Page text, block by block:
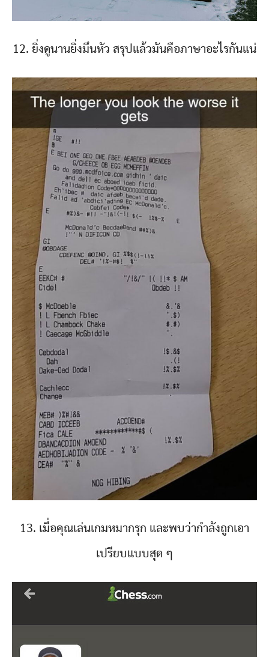
12. ยิ่งดูนานยิ่งมึนหัว สรุปแล้วมันคือภาษาอะไรกันแน่
13. เมื่อคุณเล่นเกมหมากรุก และพบว่ากำลังถูกเอา
เปรียบแบบสุด ๆ